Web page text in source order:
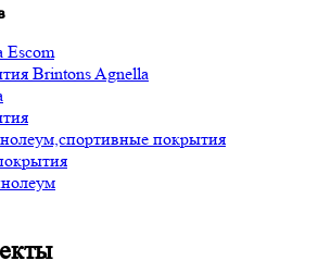
Escom
Brintons Agnella
покрытия